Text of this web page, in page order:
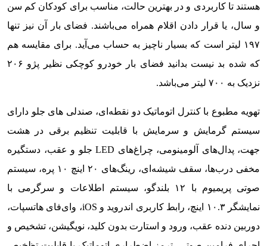
هستند تا کاربردی و در بهترین حالت، مناسب برای کودکان کم سن
و سال، یا قرار دادن اقلام همراه می‌باشند. فضای بار آن نیز تنها
۱۹۷ لیتر است که بسیار ناچیز به حساب می‌آید. برای مقایسه هم
که شده بد نیست بدانید فضای بار خودرو کوچکی نظیر پژو ۲۰۶
نزدیک به ۷۰۰ لیتر می‌باشد.
تهویه مطبوع با کنترل اتوماتیک دو نقطه‌ای، صندلی های جلو دارای
سیستم گرمایش و سرمایش با قابلیت تنظیم برقی در هشت
جهت، پدال‌های آلومینومی، چراغ‌های LED جلو و عقب، دستگیره
مخفی درب‌ها، سقف شیشه‌ای، رینگ‌های ۲۰ اینچ ۱۰ پره، سیستم
صوتی پریمیوم با ۱۲ بلندگو، سیستم اطلاعات و سرگرمی با
نمایشگر ۱۰.۳ اینچ، رابط کاربری اندروید و iOS، وای‌فای هاتسپات،
دوربین دنده عقب، ورود و استارت بدون کلید، نویگیشن، تشخیص و